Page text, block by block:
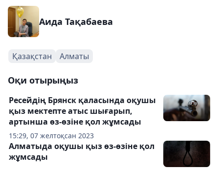
Аида Тақабаева
Қазақстан Алматы
Оқи отырыңыз
15:29, 07 желтоқсан 2023
Ресейдің Брянск қаласында оқушы
қыз мектепте атыс шығарып,
артынша өз-өзіне қол жұмсады
Алматыда оқушы қыз өз-өзіне қол
жұмсады